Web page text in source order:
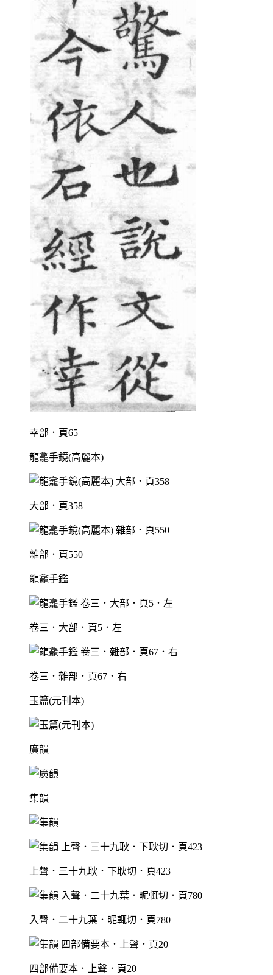
幸部．頁65
龍龕手鏡(高麗本)
大部．頁358
雜部．頁550
龍龕手鑑
卷三．大部．頁5．左
卷三．雜部．頁67．右
玉篇(元刊本)
廣韻
集韻
上聲．三十九耿．下耿切．頁423
入聲．二十九葉．昵輒切．頁780
四部備要本．上聲．頁20